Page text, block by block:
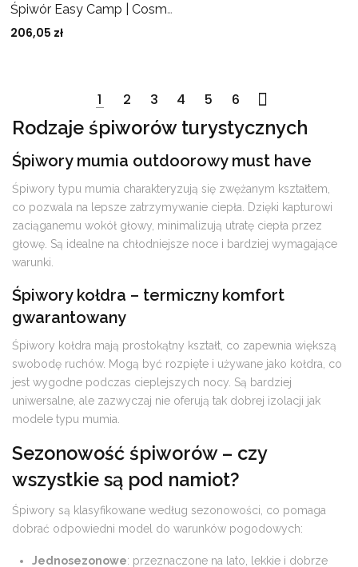
Śpiwór Easy Camp | Cosmos Black L | 210 x 75 x 50 cm | Dwustronny zamek | Black
206,05 zł
1 2 3 4 5 6
Rodzaje śpiworów turystycznych
Śpiwory mumia outdoorowy must have
Śpiwory typu mumia charakteryzują się zwężanym kształtem,
co pozwala na lepsze zatrzymywanie ciepła. Dzięki kapturowi
zaciąganemu wokół głowy, minimalizują utratę ciepła przez
głowę. Są idealne na chłodniejsze noce i bardziej wymagające
warunki.
Śpiwory kołdra – termiczny komfort
gwarantowany
Śpiwory kołdra mają prostokątny kształt, co zapewnia większą
swobodę ruchów. Mogą być rozpięte i używane jako kołdra, co
jest wygodne podczas cieplejszych nocy. Są bardziej
uniwersalne, ale zazwyczaj nie oferują tak dobrej izolacji jak
modele typu mumia.
Sezonowość śpiworów – czy
wszystkie są pod namiot?
Śpiwory są klasyfikowane według sezonowości, co pomaga
dobrać odpowiedni model do warunków pogodowych:
Jednosezonowe: przeznaczone na lato, lekkie i dobrze